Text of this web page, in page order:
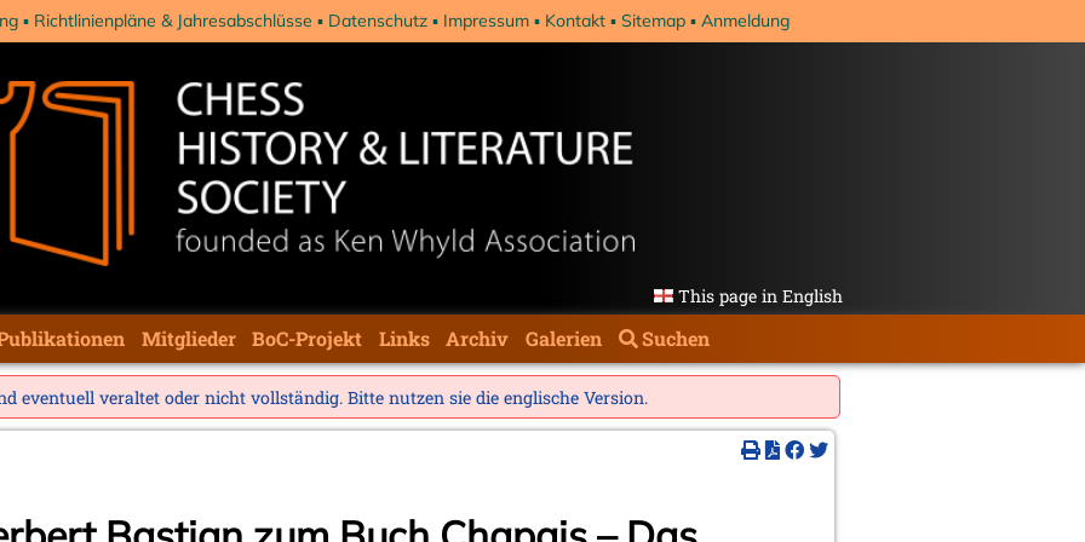
Richtlinienpläne & Jahresabschlüsse Datenschutz Impressum Kontakt Sitemap Anmeldung
This page in English
Mitglieder BoC-Projekt Links Archiv Galerien Suchen
eventuell veraltet oder nicht vollständig. Bitte nutzen sie die englische Version.